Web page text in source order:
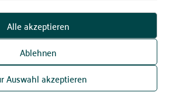
Alle akzeptieren
Ablehnen
Auswahl akzeptieren
Technologien einzuholen und
zu dokumentieren.
ist Complianz B.V.,
JG Groningen, Niederlande